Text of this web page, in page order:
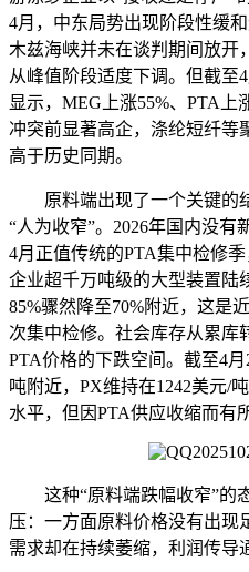
4月，中东局势出现阶段性缓
木兹海峡并未在谈判期间放开
从峰值阶段适度下调。但截至
显示，MEG上涨55%、PTA上
冲突前显著高企，涤纶短纤等
高于历史同期。
原料端出现了一个关键的
“人为收窄”。2026年国内没有
4月正值传统的PTA集中检修
企业超千万吨级的大型装置陆
85%骤然降至70%附近，这是
次集中检修。社会库存从累库
PTA价格的下跌空间。截至4
吨附近，PX维持在1242美元/
水平，但因PTA供应收缩而有
这种“原料端跌幅收窄”的
压：一方面原料价格没有出现
需求却在持续萎缩，利润传导